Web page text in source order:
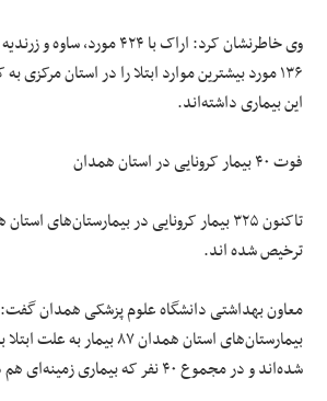
این بیماری داشته‌اند.
فوت ۴۰ بیمار کرونایی در استان همدان
تاکنون ۳۲۵ بیمار کرونایی در بیمارستان‌های
ترخیص شده اند.
معاون بهداشتی دانشگاه علوم پزشکی همدان
بیمارستان‌های استان همدان ۸۷
شده‌اند و در مجموع ۴۰ نفر که بیماری زمینه‌ای هم داشتند فوت کرده اند.